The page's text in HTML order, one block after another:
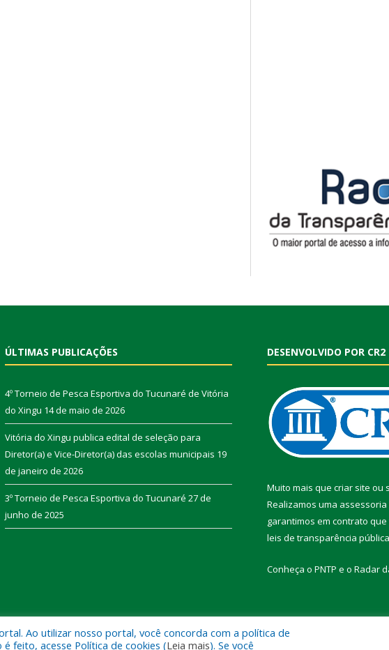
ÚLTIMAS PUBLICAÇÕES
4º Torneio de Pesca Esportiva do Tucunaré de Vitória
do Xingu 14 de maio de 2026
Vitória do Xingu publica edital de seleção para
Diretor(a) e Vice-Diretor(a) das escolas municipais 19
de janeiro de 2026
3º Torneio de Pesca Esportiva do Tucunaré 27 de
junho de 2025
DESENVOLVIDO POR CR2
Muito mais que criar site ou
Realizamos uma assessoria
garantimos em contrato
leis de transparência pública
Conheça o PNTP e o Radar
do Xingu. Mapa do Site
Ao utilizar nosso portal, você concorda com a política de
feito, acesse Política de cookies (Leia mais). Se você